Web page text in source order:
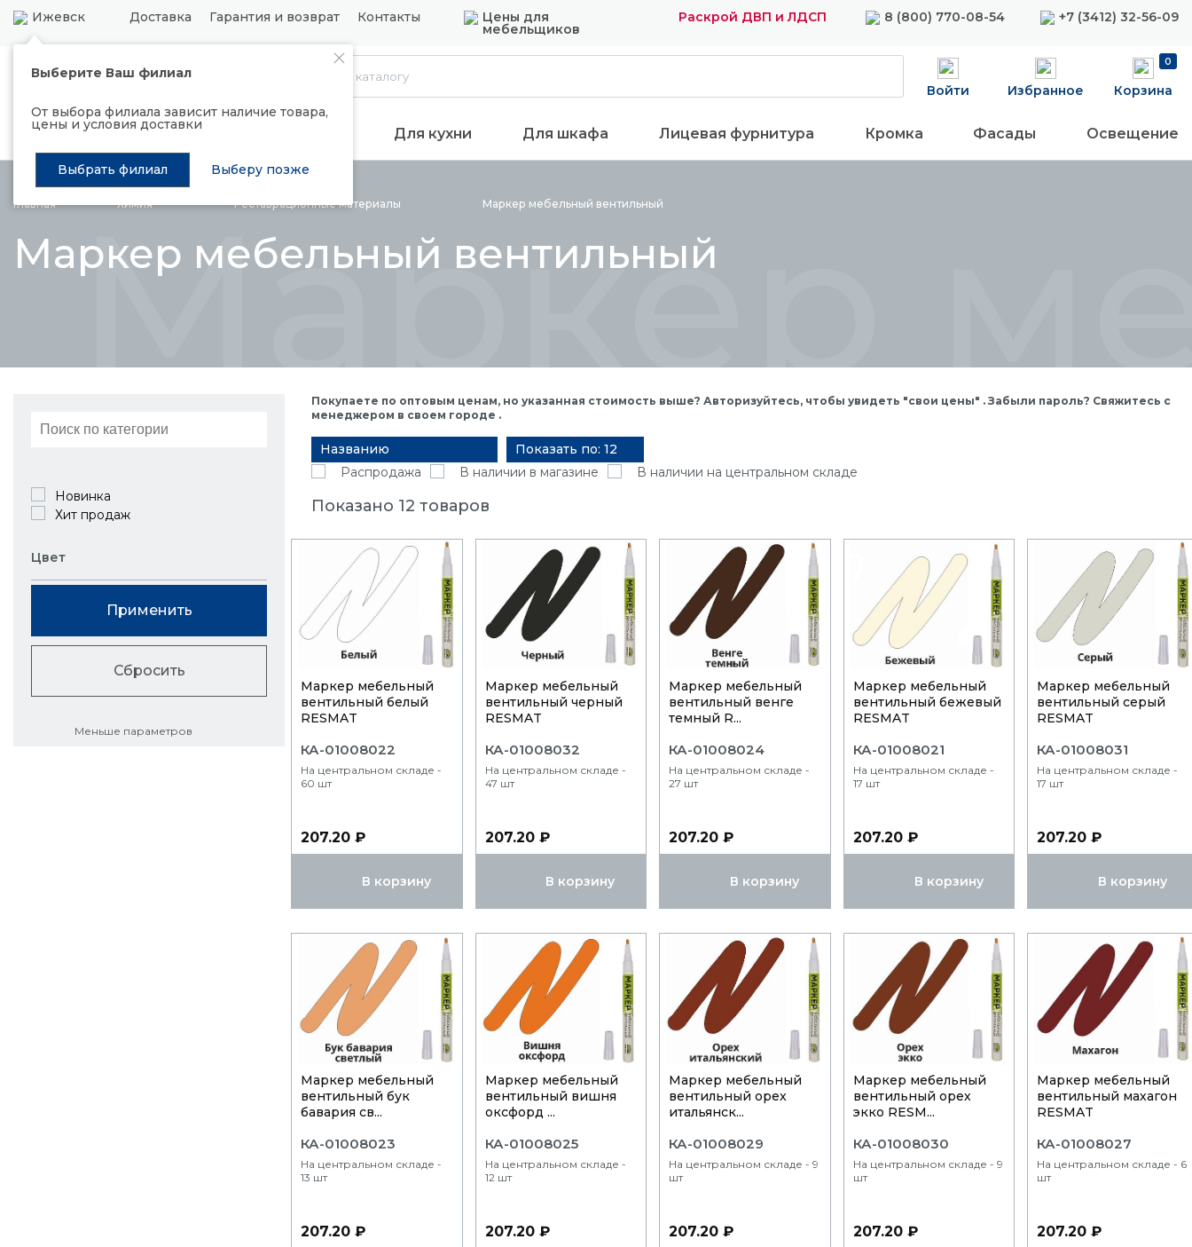
Ижевск Доставка Гарантия и возврат Контакты Цены для
мебельщиков
Раскрой ДВП и ЛДСП 8 (800) 770-08-54 +7 (3412) 32-56-09
Выберите Ваш филиал
От выбора филиала зависит наличие товара,
цены и условия доставки
Выбрать филиал Выберу позже
Каталог
Войти Избранное
0
Корзина
Распродажа Подъемные механизмы Для кухни Для шкафа Лицевая фурнитура Кромка Фасады Освещение
Главная Химия Реставрационныематериалы Маркер мебельный вентильный
Маркер мебельный вентильный
Маркер
Новинка
Хит продаж
Цвет
Применить
Сбросить
Меньше параметров
Покупаете по оптовым ценам, но указанная стоимость выше? Авторизуйтесь, чтобы увидеть "свои цены" . Забыли пароль? Свяжитесь с
менеджером в своем городе .
Названию
Показать по: 12
Распродажа
В наличии в магазине В наличии на центральном складе
Показано 12 товаров
Маркер мебельный
вентильный белый
RESMAT
КА-01008022
На центральном складе -
60 шт
207.20 ₽
В корзину
Маркер мебельный
вентильный черный
RESMAT
КА-01008032
На центральном складе -
47 шт
207.20 ₽
В корзину
Маркер мебельный
вентильный венге
темный R...
КА-01008024
На центральном складе -
27 шт
207.20 ₽
В корзину
Маркер мебельный
вентильный бежевый
RESMAT
КА-01008021
На центральном складе -
17 шт
207.20 ₽
В корзину
Маркер мебельный
вентильный серый
RESMAT
КА-01008031
На центральном складе -
17 шт
207.20 ₽
В корзину
Маркер мебельный
вентильный бук
бавария св...
КА-01008023
На центральном складе -
13 шт
207.20 ₽
Маркер мебельный
вентильный вишня
оксфорд ...
КА-01008025
На центральном складе -
12 шт
207.20 ₽
Маркер мебельный
вентильный орех
итальянск...
КА-01008029
На центральном складе - 9
шт
207.20 ₽
Маркер мебельный
вентильный орех
экко RESM...
КА-01008030
На центральном складе - 9
шт
207.20 ₽
Маркер мебельный
вентильный махагон
RESMAT
КА-01008027
На центральном складе - 6
шт
207.20 ₽